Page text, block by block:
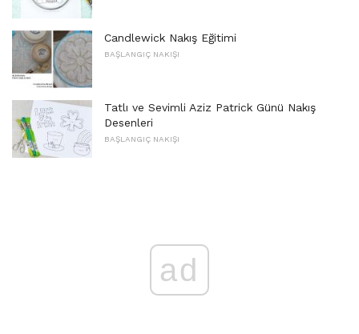
Candlewick Nakış Eğitimi
BAŞLANGIÇ ​​NAKIŞI
Tatlı ve Sevimli Aziz Patrick Günü Nakış
Desenleri
BAŞLANGIÇ ​​NAKIŞI
ad